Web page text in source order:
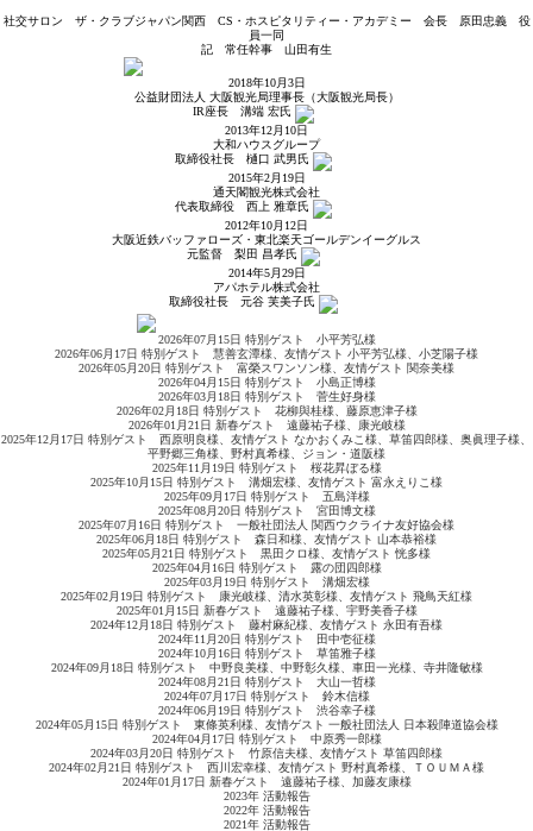
社交サロン ザ・クラブジャパン関西 CS・ホスピタリティー・アカデミー 会長 原田忠義 役
員一同
記 常任幹事 山田有生
2018年10月3日
公益財団法人 大阪観光局理事長（大阪観光局長）
IR座長 溝端 宏氏
2013年12月10日
大和ハウスグループ
取締役社長 樋口 武男氏
2015年2月19日
通天閣観光株式会社
代表取締役 西上 雅章氏
2012年10月12日
大阪近鉄バッファローズ・東北楽天ゴールデンイーグルス
元監督 梨田 昌孝氏
2014年5月29日
アパホテル株式会社
取締役社長 元谷 芙美子氏
2026年07月15日 特別ゲスト 小平芳弘様
2026年06月17日 特別ゲスト 慧善玄潭様、友情ゲスト 小平芳弘様、小芝陽子様
2026年05月20日 特別ゲスト 富榮スワンソン様、友情ゲスト 関奈美様
2026年04月15日 特別ゲスト 小島正博様
2026年03月18日 特別ゲスト 菅生好身様
2026年02月18日 特別ゲスト 花柳與桂様、藤原恵津子様
2026年01月21日 新春ゲスト 遠藤祐子様、康光岐様
2025年12月17日 特別ゲスト 西原明良様、友情ゲスト なかおくみこ様、草笛四郎様、奥眞理子様、
平野郷三角様、野村真希様、ジョン・道阪様
2025年11月19日 特別ゲスト 桜花昇ぼる様
2025年10月15日 特別ゲスト 溝畑宏様、友情ゲスト 富永えりこ様
2025年09月17日 特別ゲスト 五島洋様
2025年08月20日 特別ゲスト 宮田博文様
2025年07月16日 特別ゲスト 一般社団法人 関西ウクライナ友好協会様
2025年06月18日 特別ゲスト 森日和様、友情ゲスト 山本恭裕様
2025年05月21日 特別ゲスト 黒田クロ様、友情ゲスト 恍多様
2025年04月16日 特別ゲスト 露の団四郎様
2025年03月19日 特別ゲスト 溝畑宏様
2025年02月19日 特別ゲスト 康光岐様、清水英彰様、友情ゲスト 飛鳥天紅様
2025年01月15日 新春ゲスト 遠藤祐子様、宇野美香子様
2024年12月18日 特別ゲスト 藤村麻紀様、友情ゲスト 永田有吾様
2024年11月20日 特別ゲスト 田中壱征様
2024年10月16日 特別ゲスト 草笛雅子様
2024年09月18日 特別ゲスト 中野良美様、中野彰久様、車田一光様、寺井隆敏様
2024年08月21日 特別ゲスト 大山一哲様
2024年07月17日 特別ゲスト 鈴木信様
2024年06月19日 特別ゲスト 渋谷幸子様
2024年05月15日 特別ゲスト 東條英利様、友情ゲスト 一般社団法人 日本殺陣道協会様
2024年04月17日 特別ゲスト 中原秀一郎様
2024年03月20日 特別ゲスト 竹原信夫様、友情ゲスト 草笛四郎様
2024年02月21日 特別ゲスト 西川宏幸様、友情ゲスト 野村真希様、ＴＯＵＭＡ様
2024年01月17日 新春ゲスト 遠藤祐子様、加藤友康様
2023年 活動報告
2022年 活動報告
2021年 活動報告